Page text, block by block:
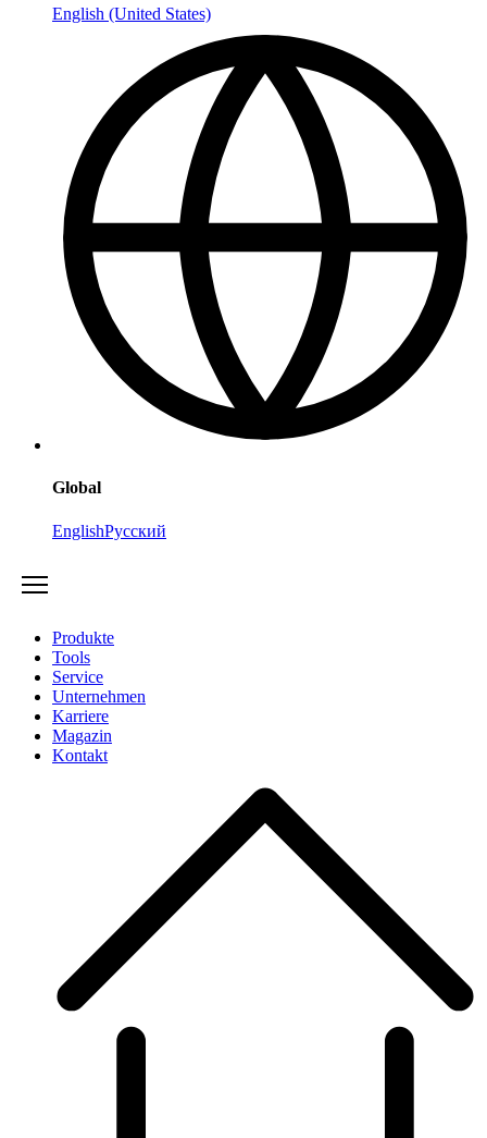
English (United States)
Global
EnglishРусский
Produkte
Tools
Service
Unternehmen
Karriere
Magazin
Kontakt